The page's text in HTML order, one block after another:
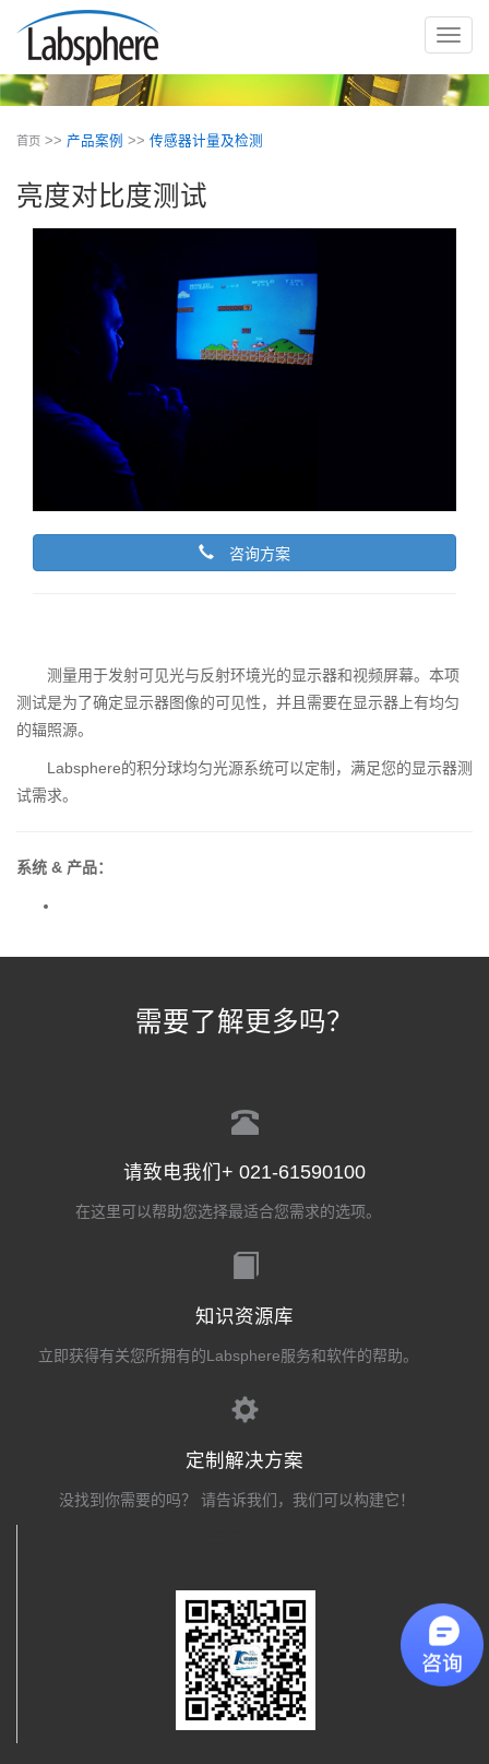
切
导
首页 >> 产品案例 >> 传感器计量及检测
亮度对比度测试
咨询方案
测量用于发射可见光与反射环境光的显示器和视频屏幕。本项
测试是为了确定显示器图像的可见性，并且需要在显示器上有均匀
的辐照源。
Labsphere的积分球均匀光源系统可以定制，满足您的显示器测
试需求。
系统 & 产品：
需要了解更多吗？
请致电我们+ 021-61590100
在这里可以帮助您选择最适合您需求的选项。
知识资源库
立即获得有关您所拥有的Labsphere服务和软件的帮助。
定制解决方案
没找到你需要的吗？ 请告诉我们，我们可以构建它！